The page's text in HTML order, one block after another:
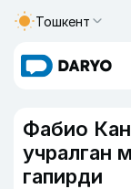
Тошкент
Фабио
учралган
гапирди